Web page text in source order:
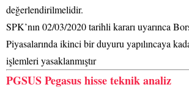
değerlendirilmelidir.
SPK’nın 02/03/2020 tarihli kararı uyarınca
Piyasalarında ikinci bir duyuru yapılıncaya
işlemleri yasaklanmıştır
PGSUS Pegasus hisse teknik analiz